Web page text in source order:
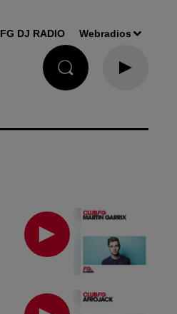
FG DJ RADIO Webradios